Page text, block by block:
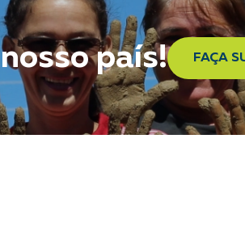
país! FAÇA